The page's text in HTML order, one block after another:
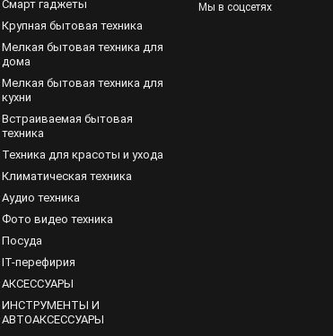
Смарт гаджеты
Крупная бытовая техника
Мелкая бытовая техника для
дома
Мелкая бытовая техника для
кухни
Встраиваемая бытовая
техника
Техника для красоты и ухода
Климатическая техника
Аудио техника
Фото видео техника
Посуда
IT-перефирия
АКСЕССУАРЫ
ИНСТРУМЕНТЫ И
АВТОАКСЕССУАРЫ
Мы в соцсетях